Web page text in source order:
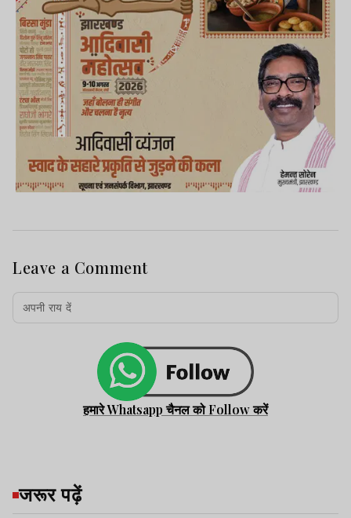
Leave a Comment
हमारे Whatsapp चैनल को Follow करें
जरूर पढ़ें